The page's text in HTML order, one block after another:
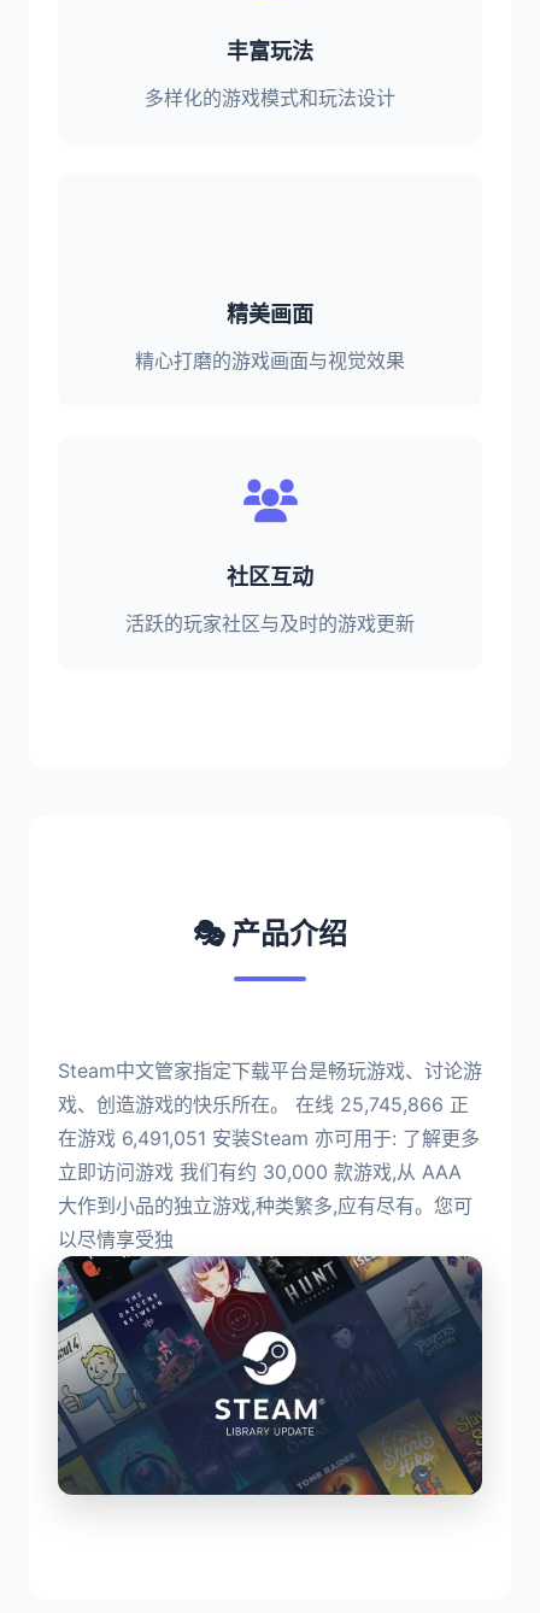
丰富玩法
多样化的游戏模式和玩法设计
精美画面
精心打磨的游戏画面与视觉效果
社区互动
活跃的玩家社区与及时的游戏更新
🎭 产品介绍
Steam中文管家指定下载平台是畅玩游戏、讨论游
戏、创造游戏的快乐所在。 在线 25,745,866 正
在游戏 6,491,051 安装Steam 亦可用于: 了解更多
立即访问游戏 我们有约 30,000 款游戏,从 AAA
大作到小品的独立游戏,种类繁多,应有尽有。您可
以尽情享受独